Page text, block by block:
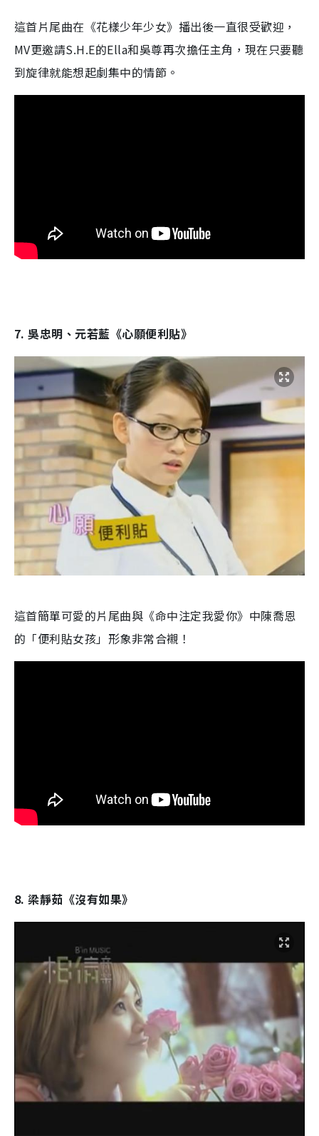
這首片尾曲在《花樣少年少女》播出後一直很受歡迎，
MV更邀請S.H.E的Ella和吳尊再次擔任主角，現在只要聽
到旋律就能想起劇集中的情節。
7. 吳忠明、元若藍《心願便利貼》
這首簡單可愛的片尾曲與《命中注定我愛你》中陳喬恩
的「便利貼女孩」形象非常合襯！
8. 梁靜茹《沒有如果》